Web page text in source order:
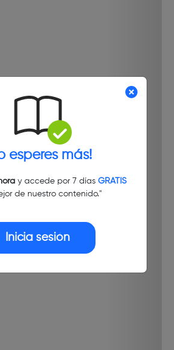
esperes más!
y accede por 7 días GRATIS
de nuestro contenido."
Inicia sesión